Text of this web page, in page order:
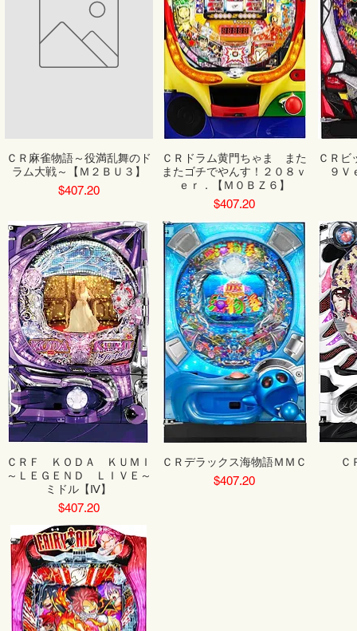
ＣＲ麻雀物語～役満乱舞のド
ラム大戦～【Ｍ２ＢＵ３】
Price
$407.20
ＣＲドラム黄門ちゃま また
またゴチでやんす！２０８ｖ
ｅｒ．【Ｍ０ＢＺ６】
Price
$407.20
ＣＲビ
９Ｖ
ＣＲＦ ＫＯＤＡ ＫＵＭＩ
～ＬＥＧＥＮＤ ＬＩＶＥ～
ミドル【Ⅳ】
Price
$407.20
ＣＲデラックス海物語ＭＭＣ
Price
$407.20
Ｃ